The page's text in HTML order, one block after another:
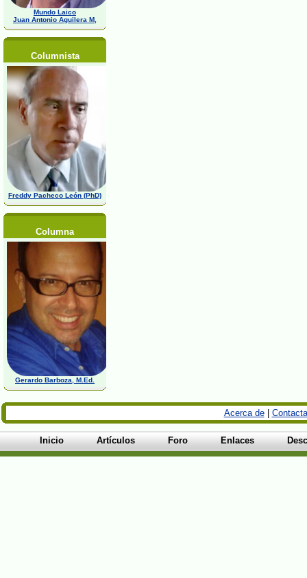
Mundo Laico
Juan Antonio Aguilera M,
Columnista
Freddy Pacheco León (PhD)
Columna
Gerardo Barboza, M.Ed.
Acerca de|
Inicio Artículos Foro Enlaces